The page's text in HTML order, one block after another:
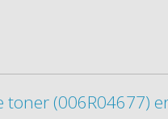
toner (006R04677)